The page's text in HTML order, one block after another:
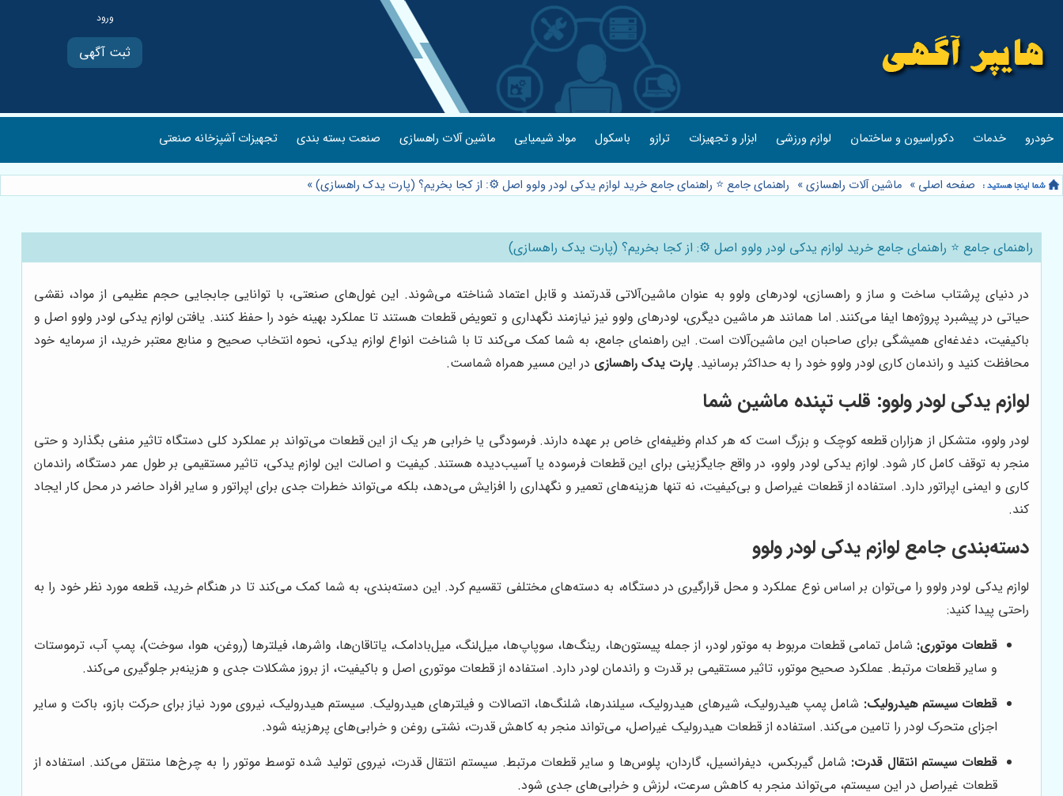
ثبت آگهی
خودرو خدمات دکوراسیون و ساختمان لوازم ورزشی ابزار و تجهیزات ترازو باسکول مواد شیمیایی ماشین آلات راهسازی صنعت بسته بندی تجهیزات آشپزخانه صنعتی
صفحه اصلی » ماشین آلات راهسازی» راهنمای جامع ⭐️ راهنمای جامع خرید لوازم یدکی لودر ولوو اصل ⚙️: از کجا بخریم؟ (پارت یدک راهسازی)»
راهنمای جامع ⭐️ راهنمای جامع خرید لوازم یدکی لودر ولوو اصل ⚙️: از کجا بخریم؟ (پارت یدک راهسازی)
در دنیای پرشتاب ساخت و ساز و راهسازی، لودرهای ولوو به عنوان ماشین‌آلاتی قدرتمند و قابل اعتماد شناخته می‌شوند. این غول‌های صنعتی، با توانایی جابجایی حجم عظیمی از مواد، نقشی
حیاتی در پیشبرد پروژه‌ها ایفا می‌کنند. اما همانند هر ماشین دیگری، لودرهای ولوو نیز نیازمند نگهداری و تعویض قطعات هستند تا عملکرد بهینه خود را حفظ کنند. یافتن لوازم یدکی لودر ولوو اصل و
باکیفیت، دغدغه‌ای همیشگی برای صاحبان این ماشین‌آلات است. این راهنمای جامع، به شما کمک می‌کند تا با شناخت انواع لوازم یدکی، نحوه انتخاب صحیح و منابع معتبر خرید، از سرمایه خود
محافظت کنید و راندمان کاری لودر ولوو خود را به حداکثر برسانید. پارت یدک راهسازی در این مسیر همراه شماست.
لوازم یدکی لودر ولوو: قلب تپنده ماشین شما
لودر ولوو، متشکل از هزاران قطعه کوچک و بزرگ است که هر کدام وظیفه‌ای خاص بر عهده دارند. فرسودگی یا خرابی هر یک از این قطعات می‌تواند بر عملکرد کلی دستگاه تاثیر منفی بگذارد و حتی
منجر به توقف کامل کار شود. لوازم یدکی لودر ولوو، در واقع جایگزینی برای این قطعات فرسوده یا آسیب‌دیده هستند. کیفیت و اصالت این لوازم یدکی، تاثیر مستقیمی بر طول عمر دستگاه، راندمان
کاری و ایمنی اپراتور دارد. استفاده از قطعات غیراصل و بی‌کیفیت، نه تنها هزینه‌های تعمیر و نگهداری را افزایش می‌دهد، بلکه می‌تواند خطرات جدی برای اپراتور و سایر افراد حاضر در محل کار ایجاد
کند.
دسته‌بندی جامع لوازم یدکی لودر ولوو
لوازم یدکی لودر ولوو را می‌توان بر اساس نوع عملکرد و محل قرارگیری در دستگاه، به دسته‌های مختلفی تقسیم کرد. این دسته‌بندی، به شما کمک می‌کند تا در هنگام خرید، قطعه مورد نظر خود را به
راحتی پیدا کنید:
قطعات موتوری: شامل تمامی قطعات مربوط به موتور لودر، از جمله پیستون‌ها، رینگ‌ها، سوپاپ‌ها، میل‌لنگ، میل‌بادامک، یاتاقان‌ها، واشرها، فیلترها (روغن، هوا، سوخت)، پمپ آب، ترموستات
و سایر قطعات مرتبط. عملکرد صحیح موتور، تاثیر مستقیمی بر قدرت و راندمان لودر دارد. استفاده از قطعات موتوری اصل و باکیفیت، از بروز مشکلات جدی و هزینه‌بر جلوگیری می‌کند.
قطعات سیستم هیدرولیک: شامل پمپ هیدرولیک، شیرهای هیدرولیک، سیلندرها، شلنگ‌ها، اتصالات و فیلترهای هیدرولیک. سیستم هیدرولیک، نیروی مورد نیاز برای حرکت بازو، باکت و سایر
اجزای متحرک لودر را تامین می‌کند. استفاده از قطعات هیدرولیک غیراصل، می‌تواند منجر به کاهش قدرت، نشتی روغن و خرابی‌های پرهزینه شود.
قطعات سیستم انتقال قدرت: شامل گیربکس، دیفرانسیل، گاردان، پلوس‌ها و سایر قطعات مرتبط. سیستم انتقال قدرت، نیروی تولید شده توسط موتور را به چرخ‌ها منتقل می‌کند. استفاده از
قطعات غیراصل در این سیستم، می‌تواند منجر به کاهش سرعت، لرزش و خرابی‌های جدی شود.